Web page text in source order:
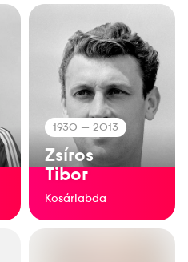
1930 — 2013
Zsíros
Tibor
Kosárlabda